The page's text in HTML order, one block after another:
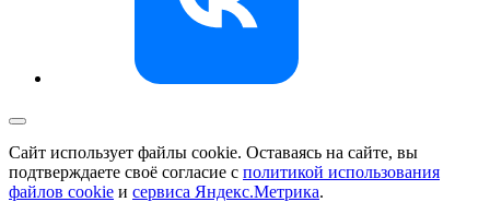
Сайт использует файлы cookie. Оставаясь на сайте, вы
подтверждаете своё согласие с политикой использования
файлов cookie и сервиса Яндекс.Метрика.